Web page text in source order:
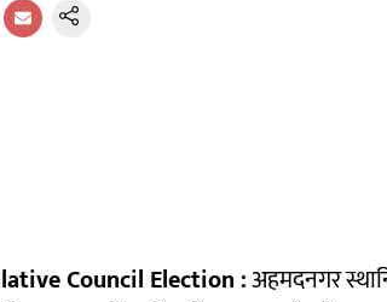
Council Election :अहमदनगर